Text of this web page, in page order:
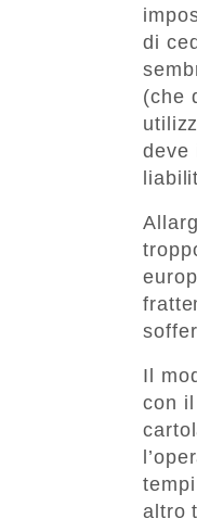
di
(che
deve
Il
con
altro